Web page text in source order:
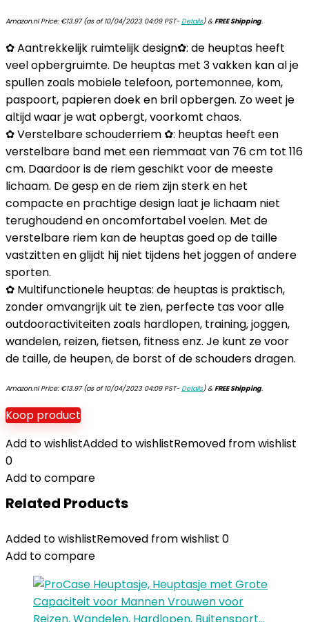
Amazon.nl Price: €13.97(as of 10/04/2023 04:09 PST-Details)&FREE Shipping.
✿ Aantrekkelijk ruimtelijk design✿: de heuptas heeft
veel opbergruimte. De heuptas met 3 vakken kan al je
spullen zoals mobiele telefoon, portemonnee, kom,
paspoort, papieren doek en bril opbergen. Zo weet je
altijd waar je wat opbergt, voorkomt chaos.
✿ Verstelbare schouderriem ✿: heuptas heeft een
verstelbare band met een riemmaat van 76 cm tot 116
cm. Daardoor is de riem geschikt voor de meeste
lichaam. De gesp en de riem zijn sterk en het
compacte en prachtige design laat je lichaam niet
terughoudend en oncomfortabel voelen. Met de
verstelbare riem kan de heuptas goed op de taille
vastzitten en glijdt hij niet tijdens het joggen of andere
sporten.
✿ Multifunctionele heuptas: de heuptas is praktisch,
zonder omvangrijk uit te zien, perfecte tas voor alle
outdooractiviteiten zoals hardlopen, training, joggen,
wandelen, reizen, fietsen, fitness enz. Je kunt ze voor
de taille, de heupen, de borst of de schouders dragen.
Amazon.nl Price: €13.97(as of 10/04/2023 04:09 PST-Details)&FREE Shipping.
Koop product
Add to wishlistAdded to wishlistRemoved from wishlist
0
Add to compare
Related Products
Added to wishlistRemoved from wishlist 0
Add to compare